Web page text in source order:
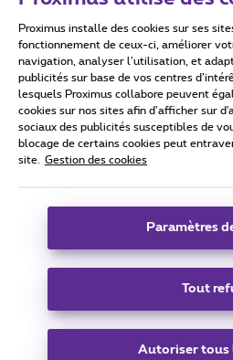
Conditions d'utilisation
Tous droits réservés. © 2026
Conditions générales, info
Coordonnées de l’entreprise
Boulevard du Roi Albert II 27 - B-
Carrier & Wholesale Solutions
|Telindus
Proximus installe des cookies sur ses
fonctionnement de ceux-ci, améliorer
navigation, analyser l’utilisation, et
publicités sur base de vos centres
lesquels Proximus collabore peuvent
cookies sur nos sites afin d’afficher sur
sociaux des publicités susceptibles de
blocage de certains cookies peut
site.
Gestion des cookies
Paramètres
Tout
Autoriser tous